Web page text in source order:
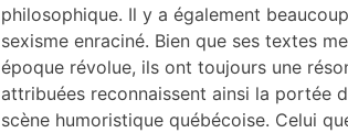
philosophique. Il y a également
sexisme enraciné. Bien que ses textes
époque révolue, ils ont toujours une
attribuées reconnaissent ainsi la portée
scène humoristique québécoise. Celui